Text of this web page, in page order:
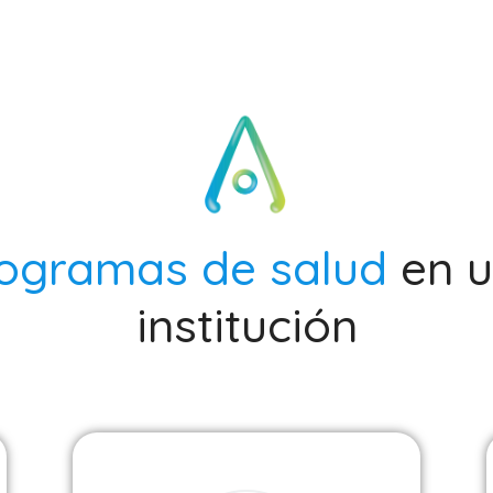
de salud en
institución